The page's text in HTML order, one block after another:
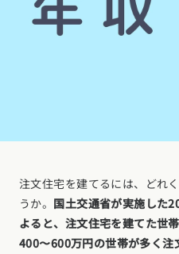
注文住宅を建てるには、どれ
うか。 国土交通省が実施した
よると、注文住宅を建てた世
400〜600万円の世帯が多く